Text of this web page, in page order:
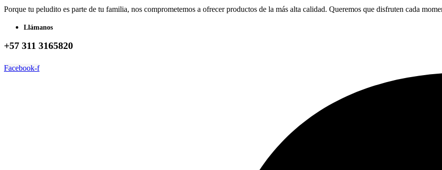
Porque tu peludito es parte de tu familia, nos comprometemos a ofrecer productos de la más alta calidad. Queremos que disfruten cada
Llámanos
+57 311 3165820
Facebook-f